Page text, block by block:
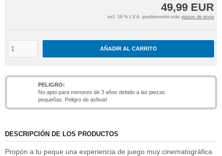
49,99 EUR
incl. 19 % I.V.A. posiblemente más gastos de envio
AÑADIR AL CARRITO
PELIGRO:
No apto para menores de 3 años debido a las piezas
pequeñas. Peligro de asfixia!
DESCRIPCIÓN DE LOS PRODUCTOS
Propón a tu peque una experiencia de juego muy cinematográfica